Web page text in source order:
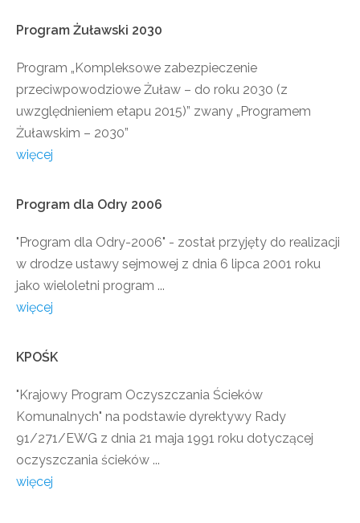
Program Żuławski 2030
Program „Kompleksowe zabezpieczenie
przeciwpowodziowe Żuław – do roku 2030 (z
uwzględnieniem etapu 2015)” zwany „Programem
Żuławskim – 2030”
więcej
Program dla Odry 2006
"Program dla Odry-2006" - został przyjęty do realizacji
w drodze ustawy sejmowej z dnia 6 lipca 2001 roku
jako wieloletni program ...
więcej
KPOŚK
"Krajowy Program Oczyszczania Ścieków
Komunalnych" na podstawie dyrektywy Rady
91/271/EWG z dnia 21 maja 1991 roku dotyczącej
oczyszczania ścieków ...
więcej